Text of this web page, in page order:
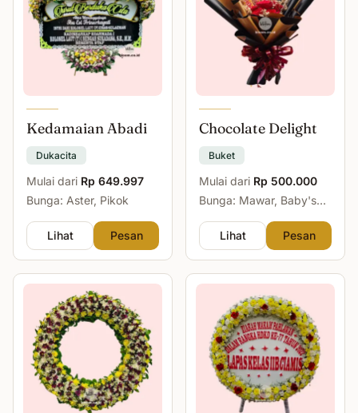
Kedamaian Abadi
Dukacita
Mulai dari Rp 649.997
Bunga: Aster, Pikok
Lihat Pesan
Chocolate Delight
Buket
Mulai dari Rp 500.000
Bunga: Mawar, Baby's
Lihat
Pesan